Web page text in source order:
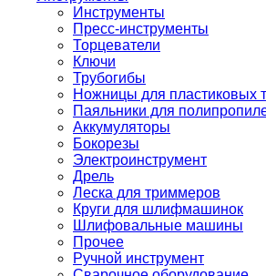
Инструменты
Пресс-инструменты
Торцеватели
Ключи
Трубогибы
Ножницы для пластиковых
Паяльники для
Аккумуляторы
Бокорезы
Электроинструмент
Дрель
Леска для триммеров
Круги для шлифмашинок
Шлифовальные машины
Прочее
Ручной инструмент